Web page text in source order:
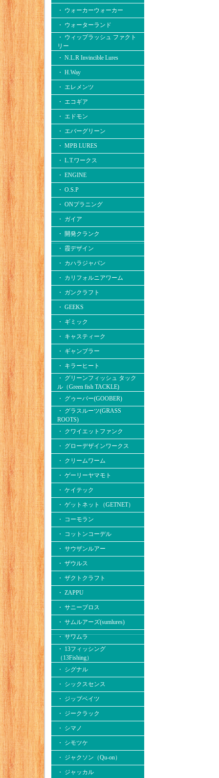
・ ウォーカーウォーカー
・ ウォーターランド
・ ウィップラッシュ ファクト
リー
・ N.L.R Invincible Lures
・ H.Way
・ エレメンツ
・ エコギア
・ エドモン
・ エバーグリーン
・ MPB LURES
・ L.T.ワークス
・ ENGINE
・ O.S.P
・ ONプラニング
・ ガイア
・ 開発クランク
・ 霞デザイン
・ カハラジャパン
・ カリフォルニアワーム
・ ガンクラフト
・ GEEKS
・ ギミック
・ キャスティーク
・ ギャンブラー
・ キラーヒート
・ グリーンフィッシュ タック
ル（Green fish TACKLE)
・ グゥーバー(GOOBER)
・ グラスルーツ(GRASS
ROOTS)
・ クワイエットファンク
・ グローデザインワークス
・ クリームワーム
・ ゲーリーヤマモト
・ ケイテック
・ ゲットネット（GETNET）
・ コーモラン
・ コットンコーデル
・ サウザンルアー
・ ザウルス
・ ザクトクラフト
・ ZAPPU
・ サニーブロス
・ サムルアーズ(sumlures)
・ サワムラ
・ 13フィッシング
（13Fishing）
・ シグナル
・ シックスセンス
・ ジップベイツ
・ ジークラック
・ シマノ
・ シモツケ
・ ジャクソン（Qu-on）
・ ジャッカル